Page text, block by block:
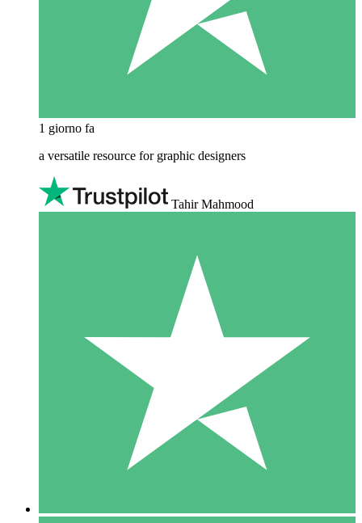
1 giorno fa
a versatile resource for graphic designers
Tahir Mahmood